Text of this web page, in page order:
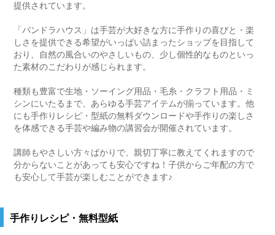
提供されています。
「パンドラハウス」は手芸が大好きな方に手作りの喜びと・楽
しさを提供できる希望がいっぱい詰まったショップを目指して
おり、自然の風合いのやさしいもの、少し個性的なものといっ
た素材のこだわりが感じられます。
種類も豊富で生地・ソーイング用品・毛糸・クラフト用品・ミ
シンにいたるまで、あらゆる手芸アイテムが揃っています。他
にも手作りレシピ・型紙の無料ダウンロードや手作りの楽しさ
を体感できる手芸や編み物の講習会が開催されています。
講師もやさしい方々ばかりで、親切丁寧に教えてくれますので
分からないことがあっても安心ですね！子供からご年配の方で
も安心して手芸が楽しむことができます♪
手作りレシピ・無料型紙